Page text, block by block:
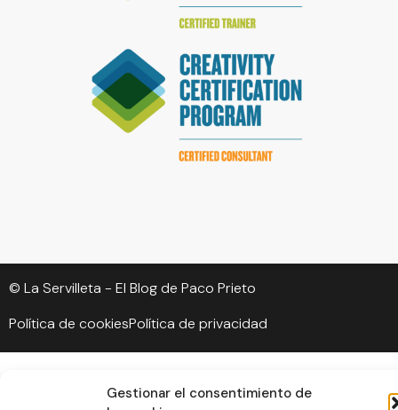
Gestionar el consentimiento de
© La Servilleta - El Blog de Paco Prieto
Política de cookiesPolítica de privacidad